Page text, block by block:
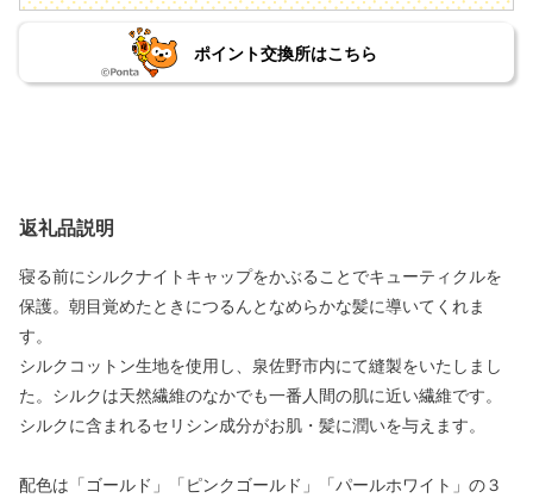
ポイント交換所はこちら
返礼品説明
寝る前にシルクナイトキャップをかぶることでキューティクルを
保護。朝目覚めたときにつるんとなめらかな髪に導いてくれま
す。
シルクコットン生地を使用し、泉佐野市内にて縫製をいたしまし
た。シルクは天然繊維のなかでも一番人間の肌に近い繊維です。
シルクに含まれるセリシン成分がお肌・髪に潤いを与えます。
配色は「ゴールド」「ピンクゴールド」「パールホワイト」の３